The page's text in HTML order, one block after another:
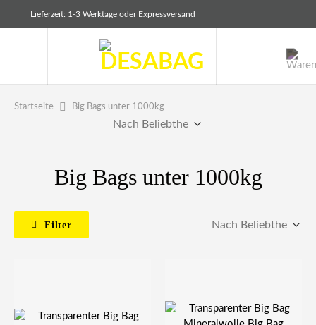
Lieferzeit: 1-3 Werktage oder Expressversand
Startseite Big Bags unter 1000kg
Big Bags unter 1000kg
Filter